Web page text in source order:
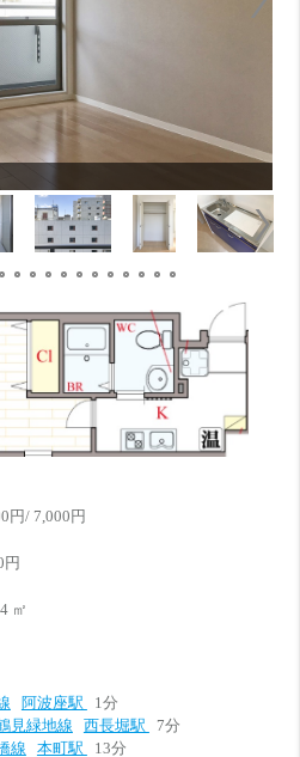
円/ 7,000円
円
㎡
阿波座駅
1分
見緑地線
西長堀駅
7分
線
本町駅 13分